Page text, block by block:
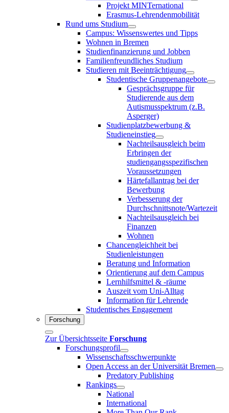
Projekt MINTernational
Erasmus-Lehrendenmobilität
Rund ums Studium
Campus: Wissenswertes und Tipps
Wohnen in Bremen
Studienfinanzierung und Jobben
Familienfreundliches Studium
Studieren mit Beeinträchtigung
Studentische Gruppenangebote
Gesprächsgruppe für
Studierende aus dem
Autismusspektrum (z.B.
Asperger)
Studienplatzbewerbung &
Studieneinstieg
Nachteilsausgleich beim
Erbringen der
studiengangsspezifischen
Voraussetzungen
Härtefallantrag bei der
Bewerbung
Verbesserung der
Durchschnittsnote/Wartezeit
Nachteilsausgleich bei
Finanzen
Wohnen
Chancengleichheit bei
Studienleistungen
Beratung und Information
Orientierung auf dem Campus
Lernhilfsmittel & -räume
Auszeit vom Uni-Alltag
Information für Lehrende
Studentisches Engagement
Forschung
Zur Übersichtsseite Forschung
Forschungsprofil
Wissenschaftsschwerpunkte
Open Access an der Universität Bremen
Predatory Publishing
Rankings
National
International